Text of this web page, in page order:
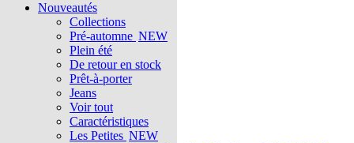
Nouveautés
Collections
Pré-automne NEW
Plein été
De retour en stock
Prêt-à-porter
Jeans
Voir tout
Caractéristiques
Les Petites NEW